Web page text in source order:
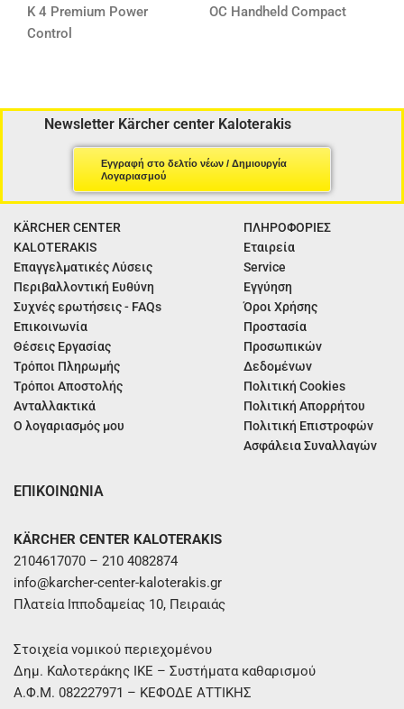
K 4 Premium Power
Control
OC Handheld Compact
Newsletter Kärcher center Kaloterakis
Εγγραφή στο δελτίο νέων / Δημιουργία
Λογαριασμού
KÄRCHER CENTER
KALOTERAKIS
Επαγγελματικές Λύσεις
Περιβαλλοντική Ευθύνη
Συχνές ερωτήσεις - FAQs
Επικοινωνία
Θέσεις Εργασίας
Τρόποι Πληρωμής
Τρόποι Αποστολής
Ανταλλακτικά
Ο λογαριασμός μου
ΠΛΗΡΟΦΟΡΙΕΣ
Εταιρεία
Service
Εγγύηση
Όροι Χρήσης
Προστασία
Προσωπικών
Δεδομένων
Πολιτική Cookies
Πολιτική Απορρήτου
Πολιτική Επιστροφών
Ασφάλεια Συναλλαγών
ΕΠΙΚΟΙΝΩΝΙΑ
KÄRCHER CENTER KALOTERAKIS
2104617070 – 210 4082874
info@karcher-center-kaloterakis.gr
Πλατεία Ιπποδαμείας 10, Πειραιάς
Στοιχεία νομικού περιεχομένου
Δημ. Καλοτεράκης ΙΚΕ – Συστήματα καθαρισμού
Α.Φ.Μ. 082227971 – ΚΕΦΟΔΕ ΑΤΤΙΚΗΣ